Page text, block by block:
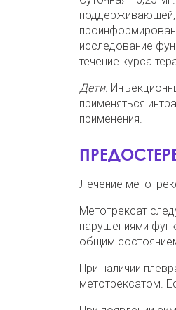
поддерживающей,
проинформирован
исследование
течение курса
Дети.
применяться
применения.
Лечение
Метотрексат
нарушениями
общим
При наличии
метотрексатом.